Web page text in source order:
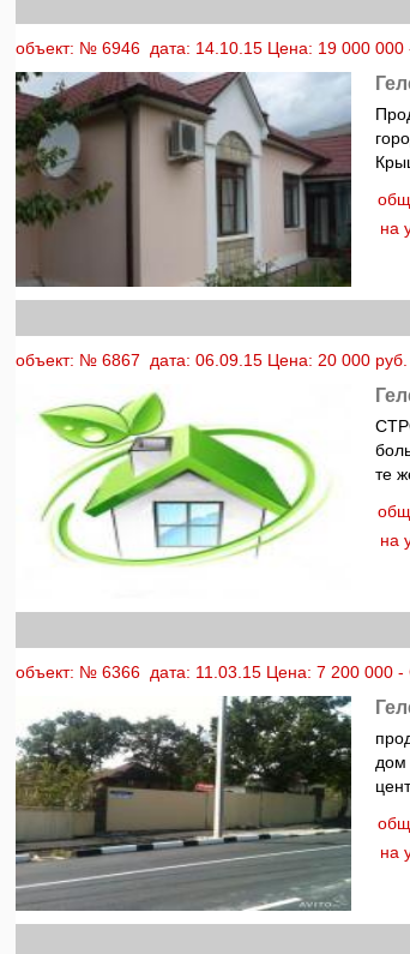
объект: № 6946 дата: 14.10.15 Цена: 19 000
на
объект: № 6867 дата: 06.09.15 Цена: 20 000 руб.
те
на
объект: № 6366 дата: 11.03.15 Цена: 7 200 000 -
на